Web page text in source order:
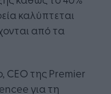
καλύπτεται
από τα
CEO της Premier
για τη